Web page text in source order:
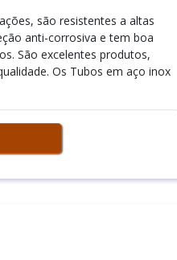
são resistentes a altas
anti-corrosiva e tem boa
São excelentes produtos,
Os Tubos em aço inox